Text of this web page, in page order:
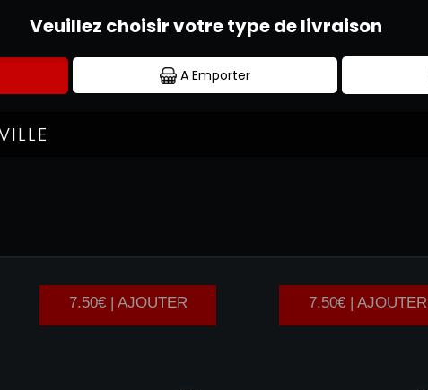
SANDWICHS
7.50€ | AJOUTER 7.50€ | AJOUTER